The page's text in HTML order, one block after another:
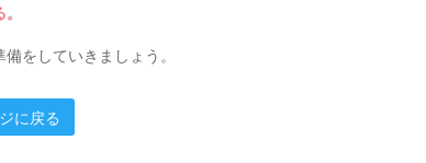
をしていきましょう。
に戻る